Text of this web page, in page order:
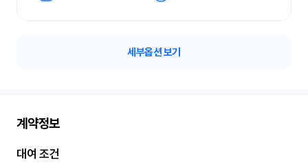
세부옵션 보기
계약정보
대여 조건